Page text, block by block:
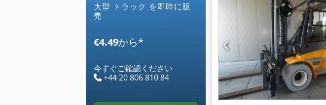
大型 トラック を即時に販
売
€4.49から*
今すぐご確認ください
+44 20 806 810 84